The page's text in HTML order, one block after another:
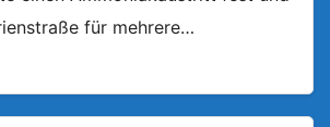
für mehrere…